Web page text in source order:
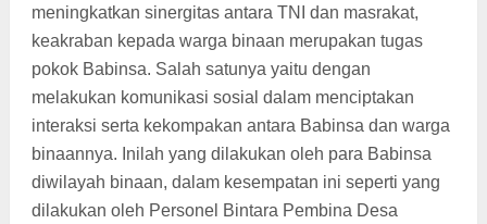
meningkatkan sinergitas antara TNI dan masrakat,
keakraban kepada warga binaan merupakan tugas
pokok Babinsa. Salah satunya yaitu dengan
melakukan komunikasi sosial dalam menciptakan
interaksi serta kekompakan antara Babinsa dan warga
binaannya. Inilah yang dilakukan oleh para Babinsa
diwilayah binaan, dalam kesempatan ini seperti yang
dilakukan oleh Personel Bintara Pembina Desa